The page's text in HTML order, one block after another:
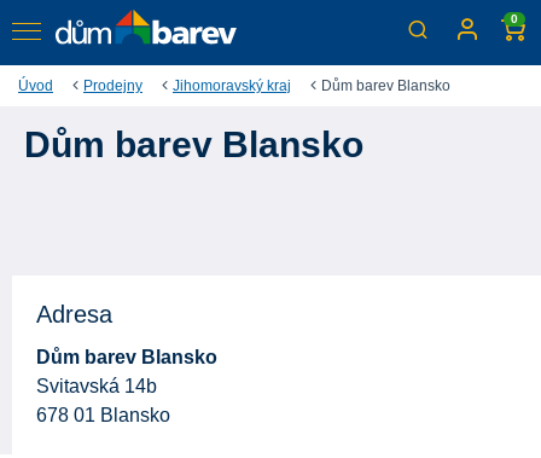
0
Úvod Prodejny Jihomoravský kraj Dům barev Blansko
Dům barev Blansko
Adresa
Dům barev Blansko
Svitavská 14b
678 01 Blansko